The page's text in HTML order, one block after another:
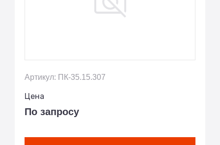
Артикул: ПК-35.15.307
Цена
По запросу